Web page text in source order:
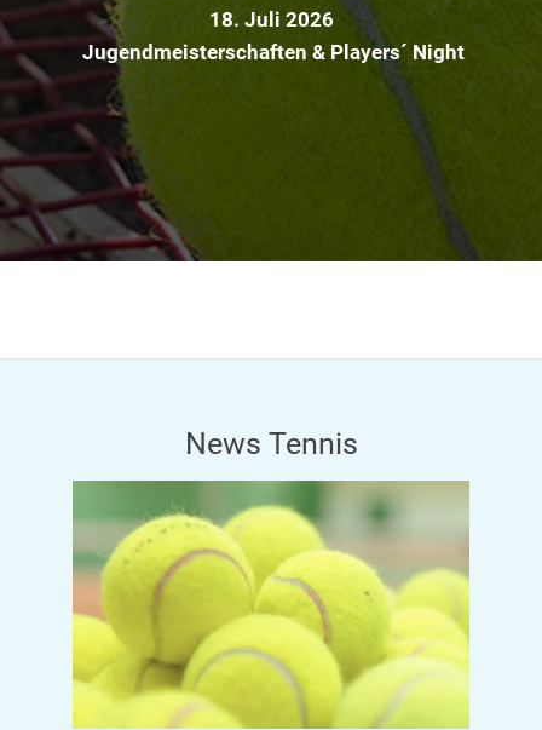
18. Juli 2026
Jugendmeisterschaften & Players´ Night
News Tennis